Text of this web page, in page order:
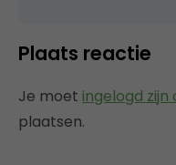
Plaats reactie
Je moet ingelogd zijn
plaatsen.